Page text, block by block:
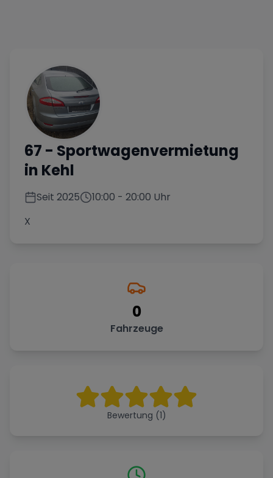
67 - Sportwagenvermietung
in Kehl
Seit 2025 10:00 - 20:00 Uhr
X
0
Fahrzeuge
Bewertung (1)